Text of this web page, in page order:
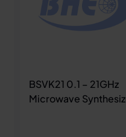
BSVK21 0.1 – 21GHz
Microwave